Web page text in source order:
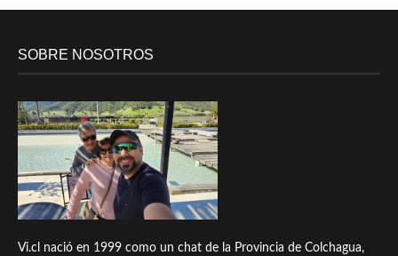
SOBRE NOSOTROS
Vi.cl nació en 1999 como un chat de la Provincia de Colchagua,